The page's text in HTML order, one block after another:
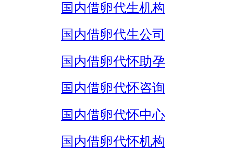
国内借卵代生机构
国内借卵代生公司
国内借卵代怀助孕
国内借卵代怀咨询
国内借卵代怀中心
国内借卵代怀机构